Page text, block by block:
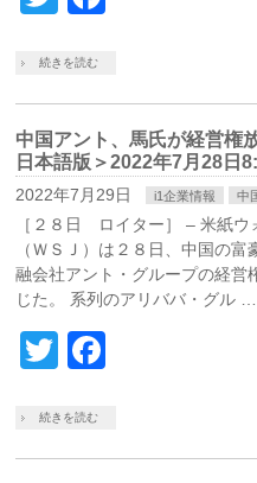
続きを読む
中国アント、馬氏が経営権
日本語版＞2022年7月28日
2022年7月29日 i1企業情報 中
［２８日 ロイター］ – 米紙ウ
（ＷＳＪ）は２８日、中国の
融会社アント・グループの経営
じた。 系列のアリババ・グル …
Twitter
続きを読む